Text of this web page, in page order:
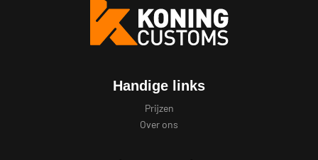
Handige links
Prijzen
Over ons